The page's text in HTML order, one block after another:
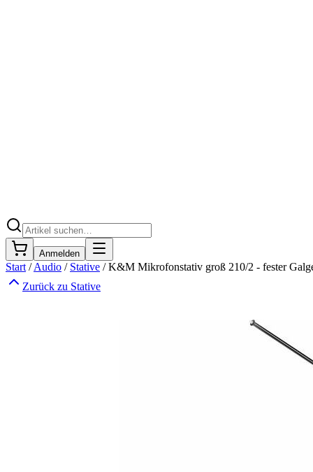
Anmelden
Start /Audio / Stative /K&M Mikrofonstativ groß 210/2 - fester
Zurück zu Stative